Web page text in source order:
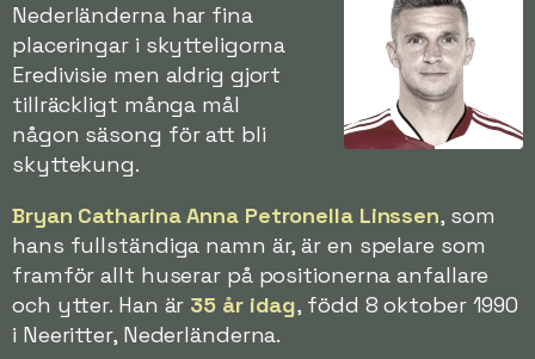
Nederländerna har fina
placeringar i skytteligorna
Eredivisie men aldrig gjort
tillräckligt många mål
någon säsong för att bli
skyttekung.
Bryan Catharina Anna Petronella Linssen, som
hans fullständiga namn är, är en spelare som
framför allt huserar på positionerna anfallare
och ytter. Han är 35 år idag, född 8 oktober 1990
i Neeritter, Nederländerna.